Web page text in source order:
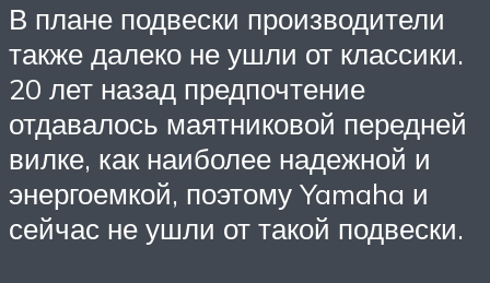
В плане подвески производители
также далеко не ушли от классики.
20 лет назад предпочтение
отдавалось маятниковой передней
вилке, как наиболее надежной и
энергоемкой, поэтому Yamaha и
сейчас не ушли от такой подвески.